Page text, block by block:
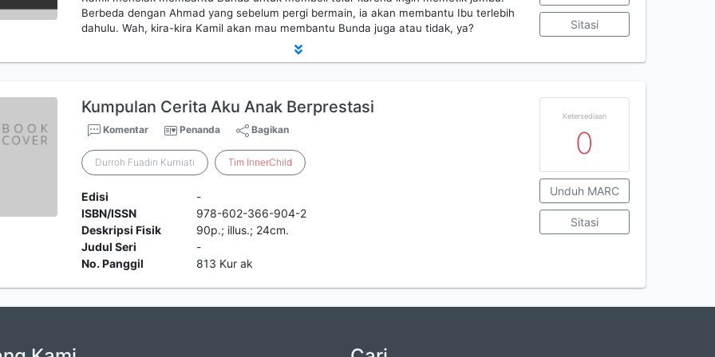
Berbeda dengan Ahmad yang sebelum pergi bermain, ia akan membantu Ibu terlebih
dahulu. Wah, kira-kira Kamil akan mau membantu Bunda juga atau tidak, ya?
Sitasi
Kumpulan Cerita Aku Anak Berprestasi
Komentar Penanda Bagikan
Durroh Fuadin Kurniati Tim InnerChild
Edisi
-
ISBN/ISSN
978-602-366-904-2
Deskripsi Fisik
90p.; illus.; 24cm.
Judul Seri
-
No. Panggil
813 Kur ak
Ketersediaan
0
Unduh MARC
Sitasi